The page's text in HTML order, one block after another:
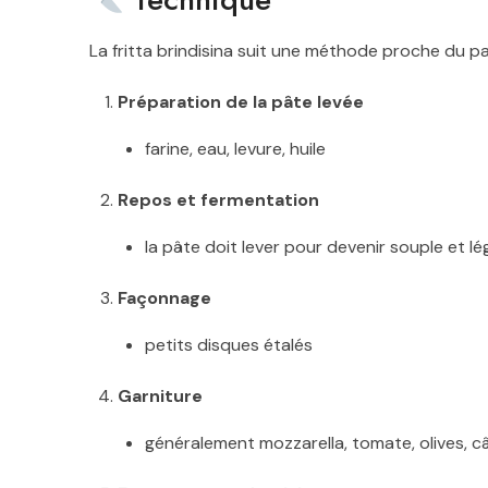
La fritta brindisina suit une méthode proche du
Préparation de la pâte levée
farine, eau, levure, huile
Repos et fermentation
la pâte doit lever pour devenir souple et
Façonnage
petits disques étalés
Garniture
généralement mozzarella, tomate, olives,